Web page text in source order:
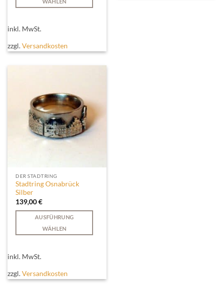
weist
mehrere
Varianten
auf.
können
Produktseite
gewählt
inkl. MwSt.
zzgl.Versandkosten
DER STADTRING
Stadtring Osnabrück
Silber
139,00€
AUSFÜHRUNG
WÄHLEN
weist
mehrere
Varianten
inkl. MwSt.
zzgl.Versandkosten